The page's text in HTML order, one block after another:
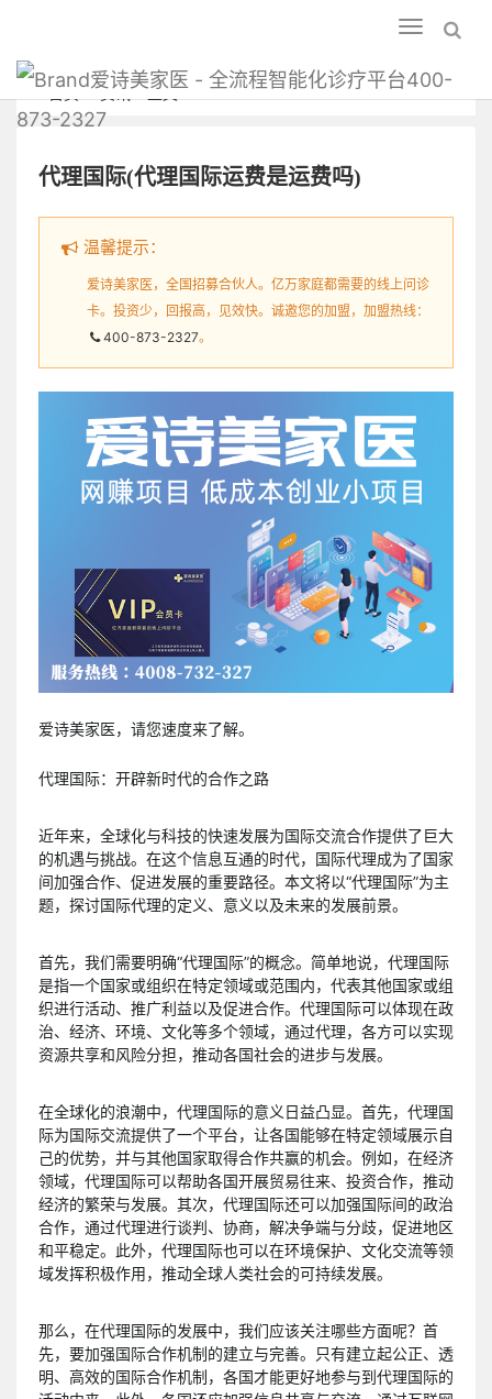
Toggle
navigation
爱诗美家医 - 全流程智能化诊疗平台400-
873-2327
首页 资讯 正文
代理国际(代理国际运费是运费吗)
温馨提示：
爱诗美家医，全国招募合伙人。亿万家庭都需要的线上问诊
卡。投资少，回报高，见效快。诚邀您的加盟，加盟热线：
400-873-2327。
爱诗美家医，请您速度来了解。
代理国际：开辟新时代的合作之路
近年来，全球化与科技的快速发展为国际交流合作提供了巨大
的机遇与挑战。在这个信息互通的时代，国际代理成为了国家
间加强合作、促进发展的重要路径。本文将以“代理国际”为主
题，探讨国际代理的定义、意义以及未来的发展前景。
首先，我们需要明确“代理国际”的概念。简单地说，代理国际
是指一个国家或组织在特定领域或范围内，代表其他国家或组
织进行活动、推广利益以及促进合作。代理国际可以体现在政
治、经济、环境、文化等多个领域，通过代理，各方可以实现
资源共享和风险分担，推动各国社会的进步与发展。
在全球化的浪潮中，代理国际的意义日益凸显。首先，代理国
际为国际交流提供了一个平台，让各国能够在特定领域展示自
己的优势，并与其他国家取得合作共赢的机会。例如，在经济
领域，代理国际可以帮助各国开展贸易往来、投资合作，推动
经济的繁荣与发展。其次，代理国际还可以加强国际间的政治
合作，通过代理进行谈判、协商，解决争端与分歧，促进地区
和平稳定。此外，代理国际也可以在环境保护、文化交流等领
域发挥积极作用，推动全球人类社会的可持续发展。
那么，在代理国际的发展中，我们应该关注哪些方面呢？首
先，要加强国际合作机制的建立与完善。只有建立起公正、透
明、高效的国际合作机制，各国才能更好地参与到代理国际的